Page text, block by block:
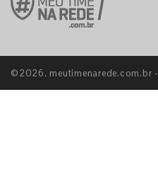
©2026. meutimenarede.com.br